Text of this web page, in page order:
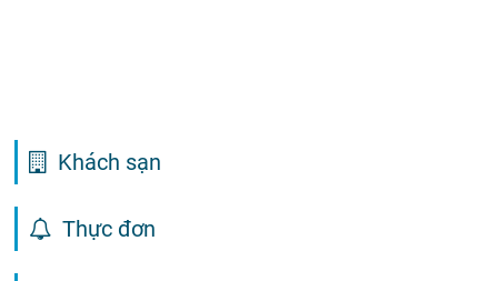
Khách sạn
Thực đơn